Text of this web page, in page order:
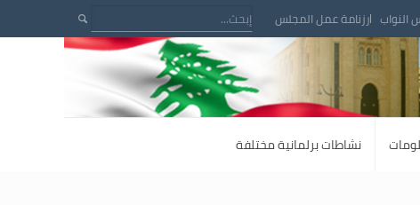
رزنامة عمل المجلس
نشاطات برلمانية مختلفة